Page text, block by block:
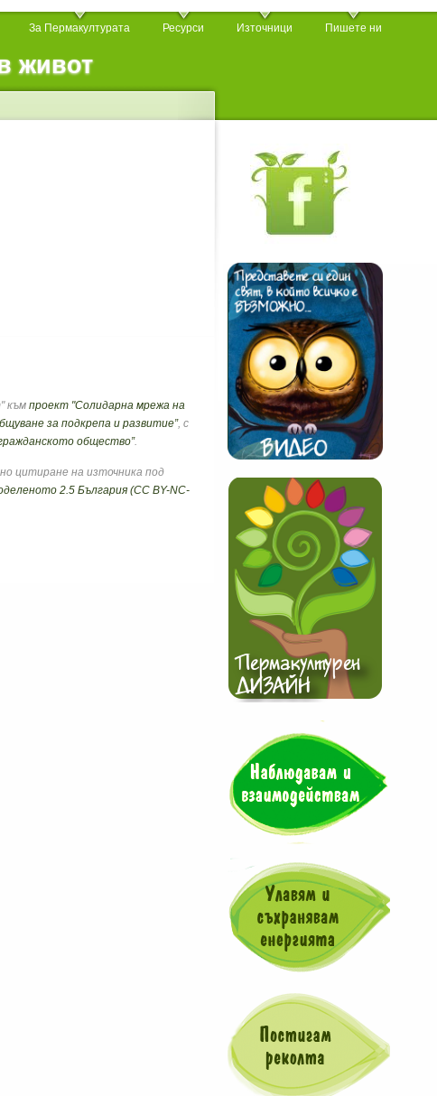
живот
За Пермакултурата Ресурси Източници Пишете ни
към проект "Солидарна мрежа на
за подкрепа и развитие”, с
общество”.
цитиране на източника под
2.5 България (CC BY-NC-